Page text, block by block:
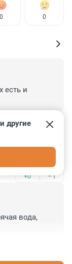
0 0
есть и
+0 –1
другие
вода,